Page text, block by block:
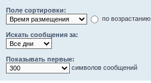
Поле сортировки:
по возрастанию
Искать сообщения за:
Показывать первые:
символов сообщений